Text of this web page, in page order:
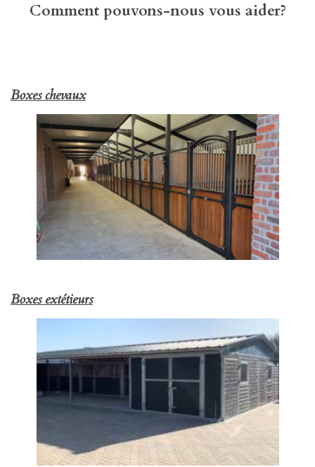
Comment pouvons-nous vous aider?
Boxes chevaux
Boxes extétieurs